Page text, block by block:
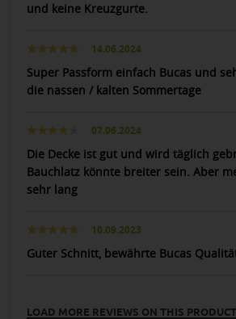
und keine Kreuzgurte.
14.06.2024
Super Passform einfach Bucas und
die nassen / kalten Sommertage
07.06.2024
Die Decke ist gut und wird täglich
Bauchlatz könnte breiter sein. Aber
sehr lang
10.09.2023
Guter Schnitt, bewährte Bucas
LOAD MORE REVIEWS ON THIS